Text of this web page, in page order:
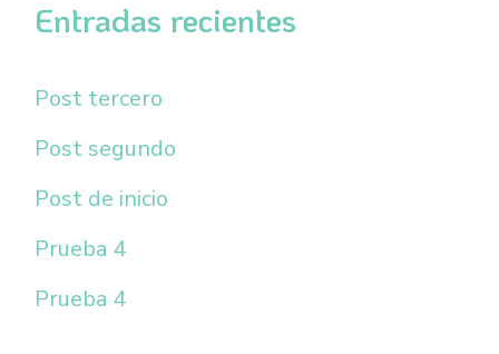
s
a
r
p
o
Entradas recientes
Post tercero
Post segundo
Post de inicio
Prueba 4
Prueba 4